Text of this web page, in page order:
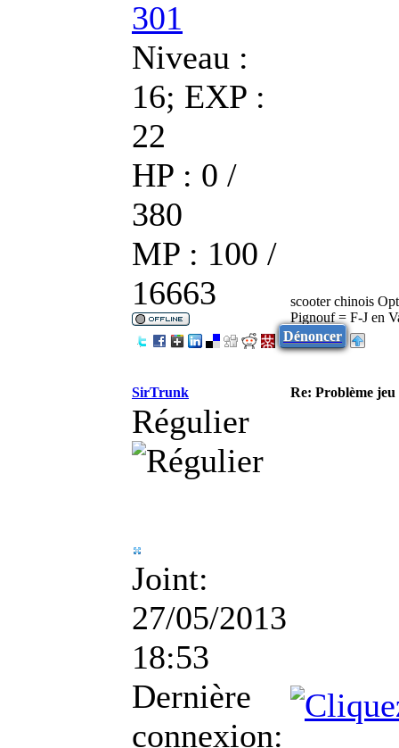
301
Niveau :
16; EXP :
22
HP : 0 /
380
MP : 100 /
16663
scooter chinois
Pignouf = F-J en
Dénoncer
SirTrunk Re: Problème
Régulier
Joint:
27/05/2013
18:53
Dernière
connexion: